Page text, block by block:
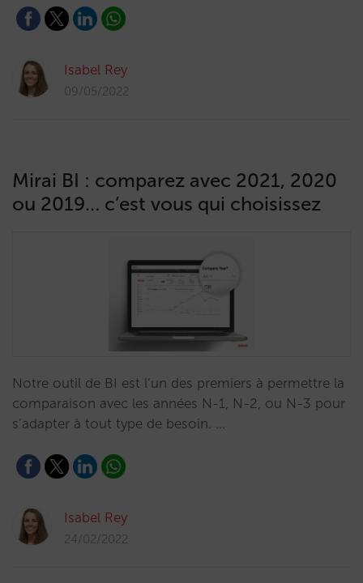
Isabel Rey
09/05/2022
Mirai BI : comparez avec 2021, 2020
ou 2019… c’est vous qui choisissez
Notre outil de BI est l’un des premiers à permettre la
comparaison avec les années N-1, N-2, ou N-3 pour
s’adapter à tout type de besoin. …
Isabel Rey
24/02/2022